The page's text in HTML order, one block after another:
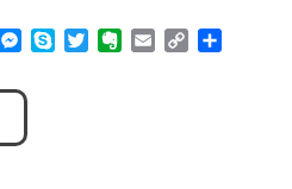
WhatsApp
Messenger
SkypeTwitterEvernote
EmailCopy